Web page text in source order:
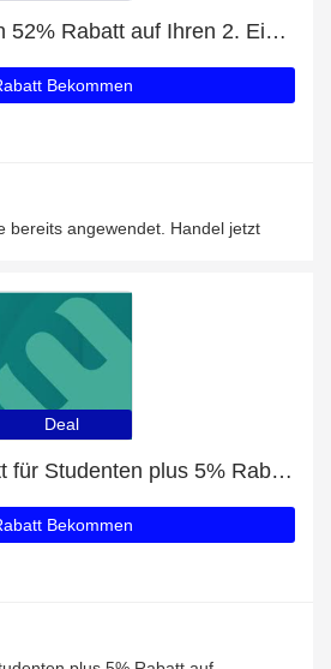
Profitieren Sie von 52% Rabatt auf Ihren 2. Einkauf
Bekommen
bereits angewendet. Handel jetzt
Deal
Bis zu 55% Rabatt für Studenten plus 5% Rabatt auf Gaskochfeld mit Wokring Classici 75 cm
Bekommen